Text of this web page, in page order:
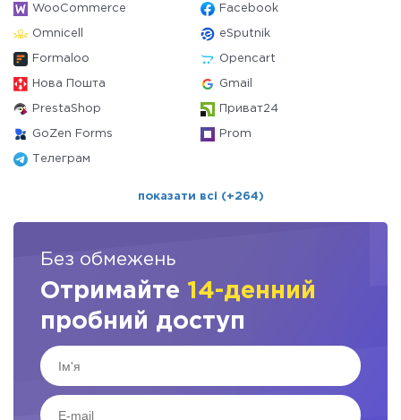
WooCommerce Facebook
Omnicell eSputnik
Formaloo Opencart
Нова Пошта Gmail
PrestaShop Приват24
GoZen Forms Prom
Телеграм
показати всі (+264)
Без обмежень
Отримайте 14-денний
пробний доступ